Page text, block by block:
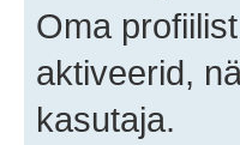
Oma
aktiveerid,
kasutaja.